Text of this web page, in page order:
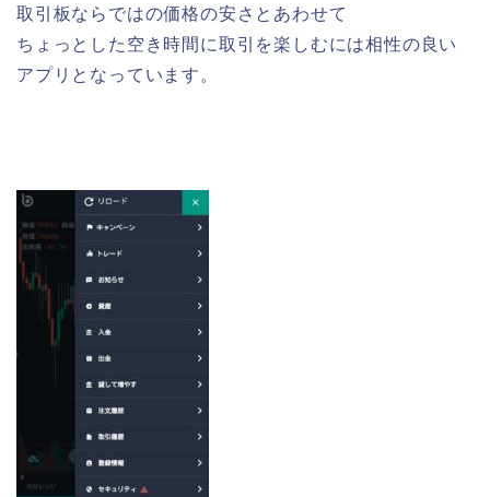
取引板ならではの価格の安さとあわせて
ちょっとした空き時間に取引を楽しむには相性の良い
アプリとなっています。